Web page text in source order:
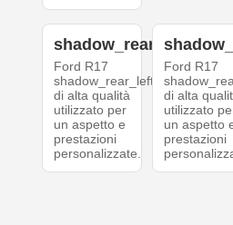
shadow_rear_left
Ford R17
shadow_rear_left
di alta qualità
utilizzato per
un aspetto e
prestazioni
personalizzate.
Ford R17
di alta
utilizzato
un aspetto
prestazioni